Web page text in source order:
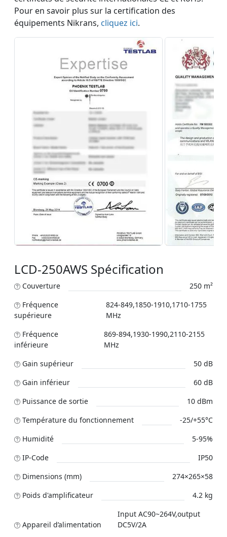
Pour en savoir plus sur la certification des
équipements Nikrans, cliquez ici.
LCD-250AWS Spécification
Couverture
250 m²
Fréquence
supérieure
824-849,1850-1910,1710-1755
MHz
Fréquence
inférieure
869-894,1930-1990,2110-2155
MHz
Gain supérieur
50 dB
Gain inférieur
60 dB
Puissance de sortie
10 dBm
Température du fonctionnement
-25/+55°C
Humidité
5-95%
IP-Code
IP50
Dimensions (mm)
274×265×58
Poids d'amplificateur
4.2 kg
Appareil d’alimentation
Input AC90~264V,output
DC5V/2A